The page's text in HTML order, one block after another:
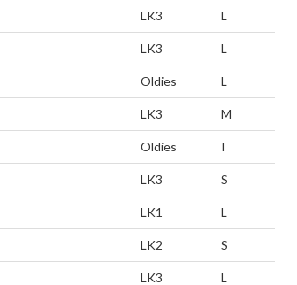
LK3 L
LK3 L
Oldies L
LK3 M
Oldies I
LK3 S
LK1 L
LK2 S
LK3 L